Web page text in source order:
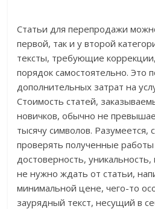
Статьи для перепродажи
первой, так и у второй
тексты, требующие
порядок самостоятельно. Это
дополнительных затрат на
Стоимость статей,
новичков, обычно не
тысячу символов. Разумеется,
проверять полученные
достоверность,
не нужно ждать от статьи,
минимальной цене, чего-то
заурядный текст, несущий в